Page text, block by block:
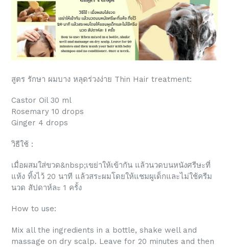
สูตร รักษา ผมบาง หลุดร่วงง่าย Thin Hair treatment:
Castor Oil 30 ml
Rosemary 10 drops
Ginger 4 drops
วิธีใช้ :
เมื่อผสมใส่ขวด&nbsp;เขย่าให้เข้ากัน แล้วนวดบนหนังศรีษะที่
แห้ง ทิ้งไว้ 20 นาที แล้วสระผมโดยให้แชมผูเด็กและไม่ใช้ครีม
นวด สัปดาห์ละ 1 ครั้ง
How to use:
Mix all the ingredients in a bottle, shake well and
massage on dry scalp. Leave for 20 minutes and then